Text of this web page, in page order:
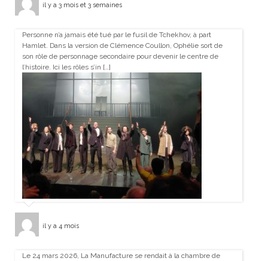
il y a 3 mois et 3 semaines
Personne n’a jamais été tué par le fusil de Tchekhov, à part
Hamlet. Dans la version de Clémence Coullon, Ophélie sort de
son rôle de personnage secondaire pour devenir le centre de
l’histoire. Ici les rôles s’in […]
il y a 4 mois
Le 24 mars 2026, La Manufacture se rendait à la chambre de